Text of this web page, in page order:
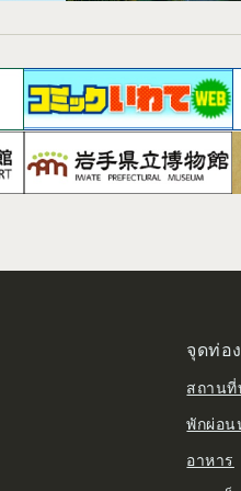
จุดท่อ
สถานที่
พักผ่อน
อาหาร